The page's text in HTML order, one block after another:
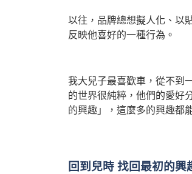
以往，品牌總想擬人化、以
反映他喜好的一種行為。
我大兒子最喜歡車，從不到
的世界很純粹，他們的愛好
的興趣」，這麼多的興趣都
回到兒時 找回最初的興